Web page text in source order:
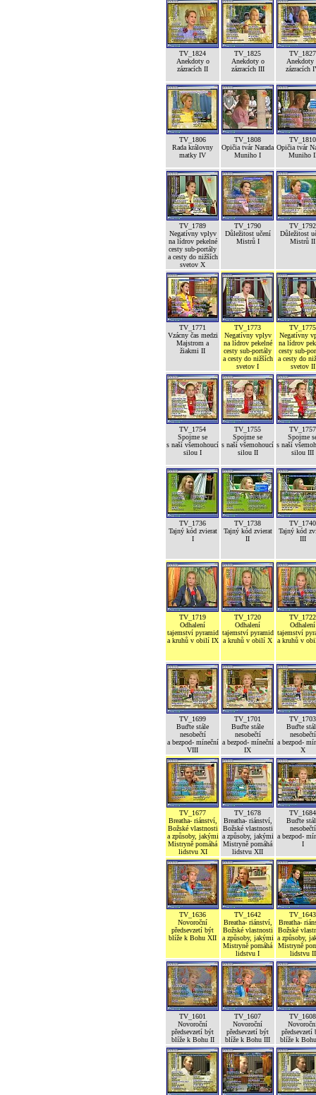
TV_1824
Anekdoty o
zázracích II
TV_1825
Anekdoty o
zázracích III
TV_1827
Anekdoty
zázracích
TV_1806
Rada královny
matky IV
TV_1808
Opičia tvár Narada
Muniho I
TV_1810
Opičia tvár
Muniho
TV_1789
Negatívny vplyv
na lídrov pekelné
cesty sub-portály
a cesty do nižších
svetov X
TV_1790
Důležitost učení
Mistrů I
TV_1792
Důležitost
Mistrů II
TV_1771
Vzácny čas medzi
Majstrom a
žiakmi II
TV_1773
Negatívny vplyv
na lídrov pekelné
cesty sub-portály
a cesty do nižších
svetov I
TV_1775
Negatívny
na lídrov
cesty sub-
a cesty do
svetov II
TV_1754
Spojme se
s naší všemohoucí
silou I
TV_1755
Spojme se
s naší všemohoucí
silou II
TV_1757
Spojme
s naší
silou III
TV_1736
Tajný kód zvierat
I
TV_1738
Tajný kód zvierat
II
TV_1740
Tajný kód
III
TV_1719
Odhalení
tajemství pyramid
a kruhů v obilí IX
TV_1720
Odhalení
tajemství pyramid
a kruhů v obilí X
TV_1722
Odhalení
tajemství
a kruhů v
TV_1699
Buďte stále
nesobečtí
a bezpod- míneční
VIII
TV_1701
Buďte stále
nesobečtí
a bezpod- míneční
IX
TV_1703
Buďte
nesobečtí
a bezpod-
X
TV_1677
Breatha- riánství,
Božské vlastnosti
a způsoby, jakými
Mistryně pomáhá
lidstvu XI
TV_1678
Breatha- riánství,
Božské vlastnosti
a způsoby, jakými
Mistryně pomáhá
lidstvu XII
TV_1684
Buďte
nesobečtí
a bezpod-
I
TV_1636
Novoroční
předsevzetí být
blíže k Bohu XII
TV_1642
Breatha- riánství,
Božské vlastnosti
a způsoby, jakými
Mistryně pomáhá
lidstvu I
TV_1643
Breatha-
Božské
a způsoby,
Mistryně
lidstvu II
TV_1601
Novoroční
předsevzetí být
blíže k Bohu II
TV_1607
Novoroční
předsevzetí být
blíže k Bohu III
TV_1608
předsevzetí
blíže k